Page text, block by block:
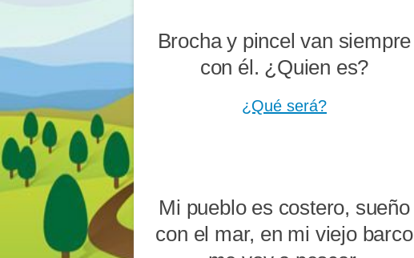
Brocha y pincel van siempre
con él. ¿Quien es?
¿Qué será?
Mi pueblo es costero, sueño
con el mar, en mi viejo barco